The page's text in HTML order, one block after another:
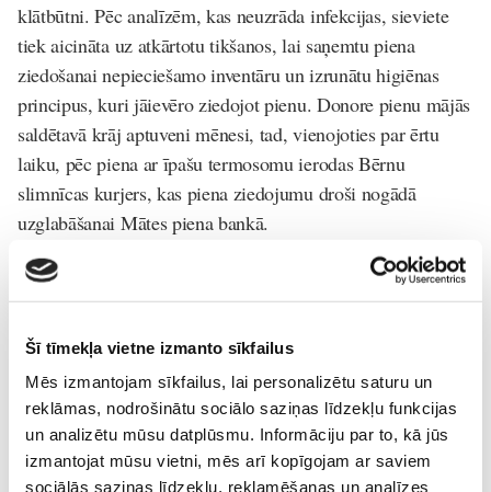
Šī tīmekļa vietne izmanto sīkfailus
Mēs izmantojam sīkfailus, lai personalizētu saturu un
reklāmas, nodrošinātu sociālo saziņas līdzekļu funkcijas
un analizētu mūsu datplūsmu. Informāciju par to, kā jūs
izmantojat mūsu vietni, mēs arī kopīgojam ar saviem
sociālās saziņas līdzekļu, reklamēšanas un analīzes
klātbūtni. Pēc analīzēm, kas neuzrāda infekcijas, sieviete
tiek aicināta uz atkārtotu tikšanos, lai saņemtu piena
ziedošanai nepieciešamo inventāru un izrunātu higiēnas
principus, kuri jāievēro ziedojot pienu. Donore pienu mājās
saldētavā krāj aptuveni mēnesi, tad, vienojoties par ērtu
laiku, pēc piena ar īpašu termosomu ierodas Bērnu
slimnīcas kurjers, kas piena ziedojumu droši nogādā
uzglabāšanai Mātes piena bankā.
Donoru darbs ir brīvprātīgs un atlīdzība ir gandarījums par
iespēju palīdzēt mazulim, kura dzīves sākums ir
veidošana var prasīt vidēji 30 minūtes dienā (piena
atslaukšanai un trauku sterilizēšanai).
Par Mātes piena banku